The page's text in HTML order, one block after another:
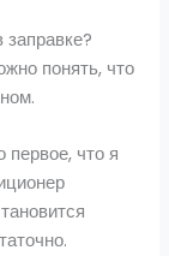
заправке?
понять, что
первое, что я